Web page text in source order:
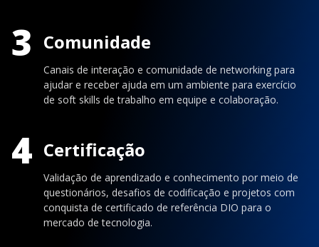
3 Comunidade
Canais de interação e comunidade de networking para
ajudar e receber ajuda em um ambiente para exercício
de soft skills de trabalho em equipe e colaboração.
4 Certificação
Validação de aprendizado e conhecimento por meio de
questionários, desafios de codificação e projetos com
conquista de certificado de referência DIO para o
mercado de tecnologia.